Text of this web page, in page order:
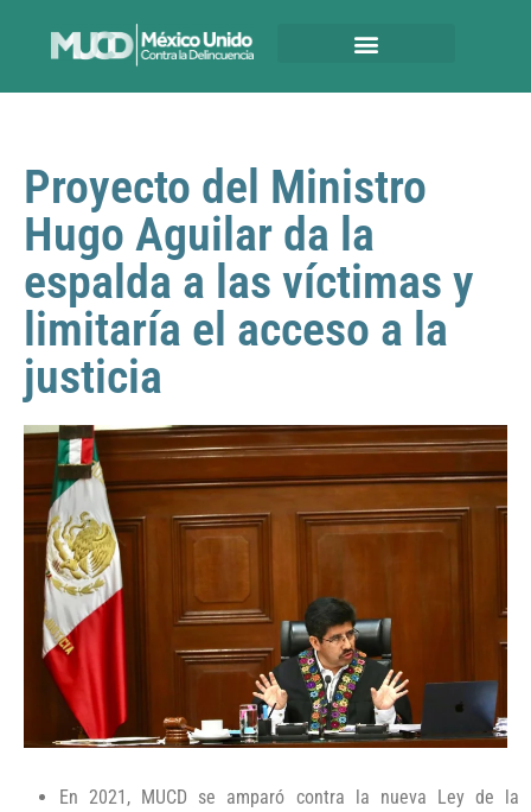
Proyecto del Ministro
Hugo Aguilar da la
espalda a las víctimas y
limitaría el acceso a la
justicia
En 2021, MUCD se amparó contra la nueva Ley de la